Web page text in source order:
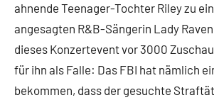
ahnende Teenager-Tochter Riley zu
angesagten R&B-Sängerin Lady
dieses Konzertevent vor 3000
für ihn als Falle: Das FBI hat nämlich
bekommen, dass der gesuchte